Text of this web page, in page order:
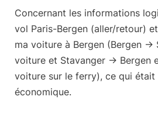
Concernant les informations
vol Paris-Bergen (aller/retour)
ma voiture à Bergen (Bergen ->
voiture et Stavanger -> Bergen
voiture sur le ferry), ce qui était
économique.